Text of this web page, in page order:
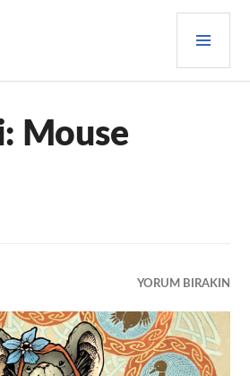
Mouse
YORUM BIRAKIN